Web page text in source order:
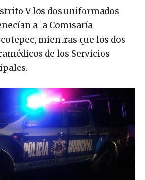
V los dos uniformados
a la Comisaría
mientras que los dos
de los Servicios